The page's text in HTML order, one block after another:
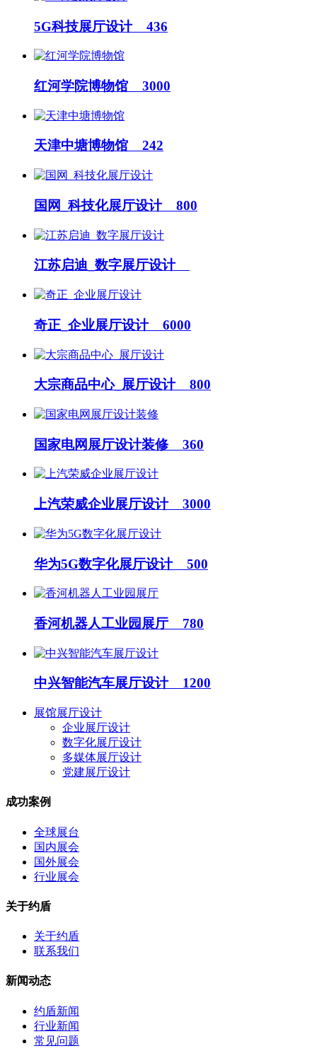
5G科技展厅设计 436
红河学院博物馆 3000
天津中塘博物馆 242
国网_科技化展厅设计 800
江苏启迪_数字展厅设计
奇正_企业展厅设计 6000
大宗商品中心_展厅设计 800
国家电网展厅设计装修 360
上汽荣威企业展厅设计 3000
华为5G数字化展厅设计 500
香河机器人工业园展厅 780
中兴智能汽车展厅设计 1200
展馆展厅设计
企业展厅设计
数字化展厅设计
多媒体展厅设计
党建展厅设计
成功案例
全球展台
国内展会
国外展会
行业展会
关于约盾
关于约盾
联系我们
新闻动态
约盾新闻
行业新闻
常见问题